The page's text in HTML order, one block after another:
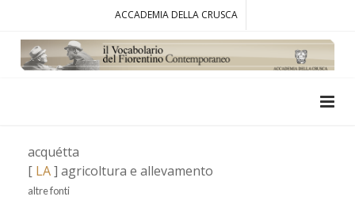
ACCADEMIA DELLA CRUSCA
acquétta
[ LA] agricoltura e allevamento
altre fonti